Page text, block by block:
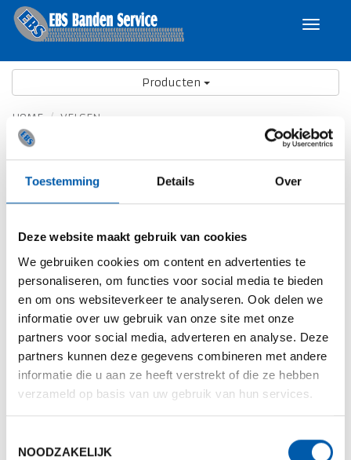
Toestemming Details Over
Deze website maakt gebruik van cookies
We gebruiken cookies om content en advertenties te
personaliseren, om functies voor social media te bieden
en om ons websiteverkeer te analyseren. Ook delen we
informatie over uw gebruik van onze site met onze
partners voor social media, adverteren en analyse. Deze
partners kunnen deze gegevens combineren met andere
informatie die u aan ze heeft verstrekt of die ze hebben
verzameld op basis van uw gebruik van hun services.
NOODZAKELIJK
Toggle
Producten
HOME VELGEN
Velgen
verschillende uitvoeringen en voor verschillende
Gaande van budgetvriendelijke lichtmetalen wielen, ook
geschikt voor winterbanden, tot de meest stijlvolle en
exclusieve wielen van topmerken.
Merken:
OZ-Racing
MSW